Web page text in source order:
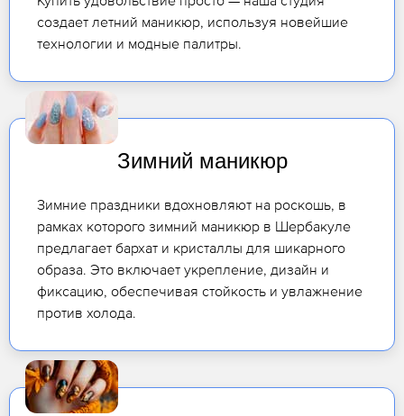
создает летний маникюр, используя новейшие
технологии и модные палитры.
Зимний маникюр
Зимние праздники вдохновляют на роскошь, в
рамках которого зимний маникюр в Шербакуле
предлагает бархат и кристаллы для шикарного
образа. Это включает укрепление, дизайн и
фиксацию, обеспечивая стойкость и увлажнение
против холода.